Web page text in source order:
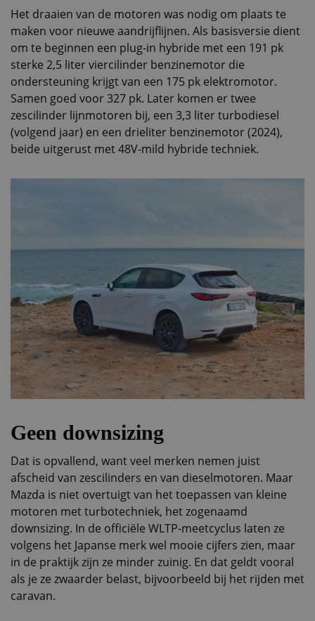
Het draaien van de motoren was nodig om plaats te
maken voor nieuwe aandrijflijnen. Als basisversie dient
om te beginnen een plug-in hybride met een 191 pk
sterke 2,5 liter viercilinder benzinemotor die
ondersteuning krijgt van een 175 pk elektromotor.
Samen goed voor 327 pk. Later komen er twee
zescilinder lijnmotoren bij, een 3,3 liter turbodiesel
(volgend jaar) en een drieliter benzinemotor (2024),
beide uitgerust met 48V-mild hybride techniek.
Geen downsizing
Dat is opvallend, want veel merken nemen juist
afscheid van zescilinders en van dieselmotoren. Maar
Mazda is niet overtuigt van het toepassen van kleine
motoren met turbotechniek, het zogenaamd
downsizing. In de officiële WLTP-meetcyclus laten ze
volgens het Japanse merk wel mooie cijfers zien, maar
in de praktijk zijn ze minder zuinig. En dat geldt vooral
als je ze zwaarder belast, bijvoorbeeld bij het rijden met
caravan.